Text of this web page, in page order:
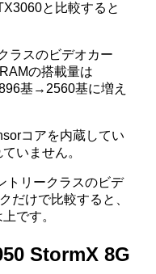
と比較すると
ラスのビデオカー
の搭載量は
基→2560基に増え
コアを内蔵してい
いません。
トリークラスのビデ
だけで比較すると、
です。
StormX 8G